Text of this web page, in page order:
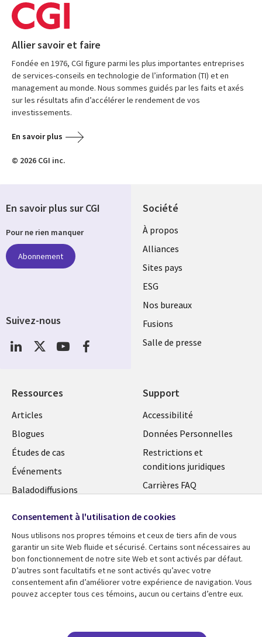
Allier savoir et faire
Fondée en 1976, CGI figure parmi les plus importantes entreprises
de services-conseils en technologie de l’information (TI) et en
management au monde. Nous sommes guidés par les faits et axés
sur les résultats afin d’accélérer le rendement de vos
investissements.
En savoir plus
© 2026 CGI inc.
Société
À propos
Alliances
Sites pays
ESG
Nos bureaux
Fusions
Salle de presse
Ressources
Articles
Blogues
Études de cas
Événements
Baladodiffusions
Support
Accessibilité
Données Personnelles
Restrictions et
conditions juridiques
Carrières FAQ
témoins
En savoir plus sur CGI
Pour ne rien manquer
Abonnement
Suivez-nous
Social
Media
Consentement à l'utilisation de cookies
Nous utilisons nos propres témoins et ceux de tiers afin de vous
garantir un site Web fluide et sécurisé. Certains sont nécessaires au
bon fonctionnement de notre site Web et sont activés par défaut.
D’autres sont facultatifs et ne sont activés qu’avec votre
consentement afin d’améliorer votre expérience de navigation. Vous
pouvez accepter tous ces témoins, aucun ou certains d’entre eux.